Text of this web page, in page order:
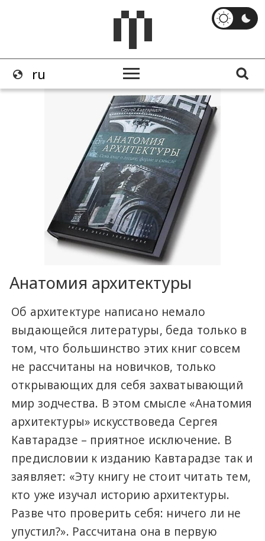
Анатомия архитектуры
Об архитектуре написано немало
выдающейся литературы, беда только в
том, что большинство этих книг совсем
не рассчитаны на новичков, только
открывающих для себя захватывающий
мир зодчества. В этом смысле «Анатомия
архитектуры» искусствоведа Сергея
Кавтарадзе – приятное исключение. В
предисловии к изданию Кавтарадзе так и
заявляет: «Эту книгу не стоит читать тем,
кто уже изучал историю архитектуры.
Разве что проверить себя: ничего ли не
упустил?». Рассчитана она в первую